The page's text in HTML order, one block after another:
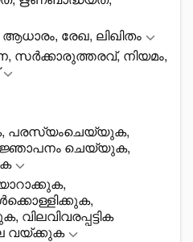
ആധാരം, രേഖ, ലിഖിതം
നിയമം,
പരസ്യംചെയ്യുക,
ചെയ്യുക,
വയ്ക്കുക